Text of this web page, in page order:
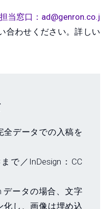
担当窓口：ad@genron.co.j
合わせください。詳しい
全データでの入稿を
で／InDesign：CC
データの場合、文字
化し、画像は埋め込